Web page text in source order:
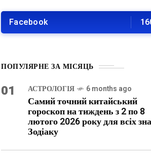
Facebook
ПОПУЛЯРНЕ ЗА МІСЯЦЬ
01 АСТРОЛОГІЯ 6 months ago
Самий точний китайський
гороскоп на тиждень з 2 по 8
лютого 2026 року для всіх
Зодіаку